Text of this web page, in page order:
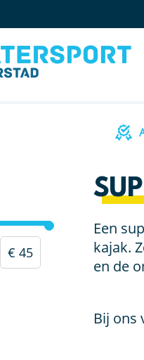
€ 45
Een
kajak.
en de
Bij ons